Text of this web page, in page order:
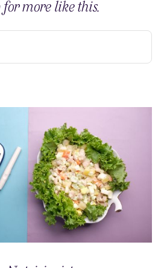
more like this.